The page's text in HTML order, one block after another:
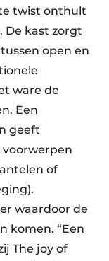
twist onthult
De kast zorgt
open en
ware de
Een
geeft
of
waardoor de
komen. “Een
The joy of